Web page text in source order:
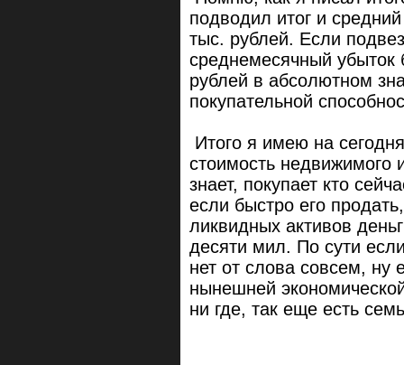
подводил итог и
тыс. рублей. Если
среднемесячный убыток
рублей в абсолютном
покупательной
Итого я имею на
стоимость недвижимого
знает, покупает кто
если быстро его
ликвидных активов
десяти мил. По сути
нет от слова совсем, ну
нынешней
ни где, так еще есть